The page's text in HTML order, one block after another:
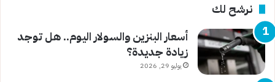
نرشح لك
أسعار البنزين والسولار اليوم.. هل توجد
زيادة جديدة؟
يوليو 29, 2026